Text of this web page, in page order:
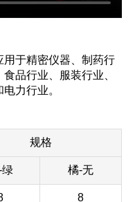
于精密仪器、制药行
品行业、服装行业、
力行业。
规格
绿 橘-无
8